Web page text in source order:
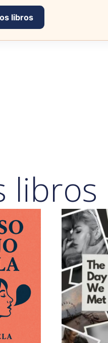
libros
libros